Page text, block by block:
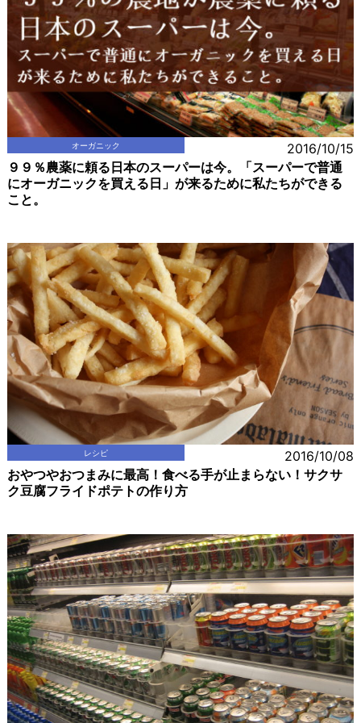
オーガニック 2016/10/15
９９％農薬に頼る日本のスーパーは今。「スーパーで普通
にオーガニックを買える日」が来るために私たちができる
こと。
レシピ 2016/10/08
おやつやおつまみに最高！食べる手が止まらない！サクサ
ク豆腐フライドポテトの作り方